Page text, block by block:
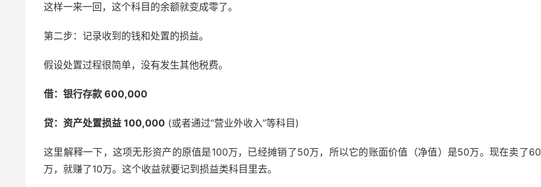
这样一来一回，这个科目的余额就变成零了。
第二步：记录收到的钱和处置的损益。
假设处置过程很简单，没有发生其他税费。
借：银行存款 600,000
贷：资产处置损益 100,000 (或者通过“营业外收入”等科目)
这里解释一下，这项无形资产的原值是100万，已经摊销了50万，所以它的账面价值（净值）是50万。现在卖了60
万，就赚了10万。这个收益就要记到损益类科目里去。